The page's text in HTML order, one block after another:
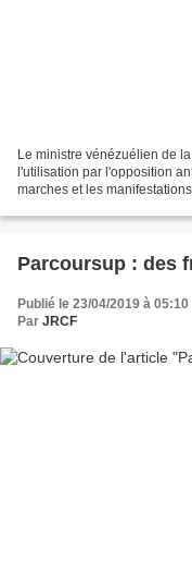
Le ministre vénézuélien de
l'utilisation par l'opposition
marches et les
Parcoursup : des
Publié le 23/04/2019 à 05:10
Par JRCF